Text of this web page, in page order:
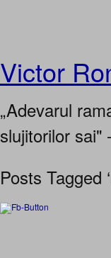
Victor
„Adevarul
slujitorilor sai"
Posts Tagged